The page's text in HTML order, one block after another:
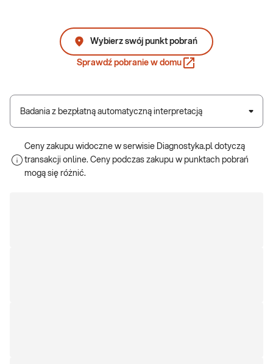
Sprawdź pobranie w domu
Wybierz swój punkt pobrań
Badania z bezpłatną automatyczną interpretacją
Ceny zakupu widoczne w serwisie Diagnostyka.pl dotyczą
transakcji online. Ceny podczas zakupu w punktach pobrań
mogą się różnić.